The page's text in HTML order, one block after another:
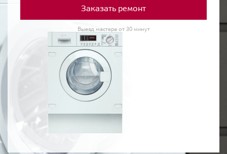
Заказать ремонт
Выезд мастера от 30 минут